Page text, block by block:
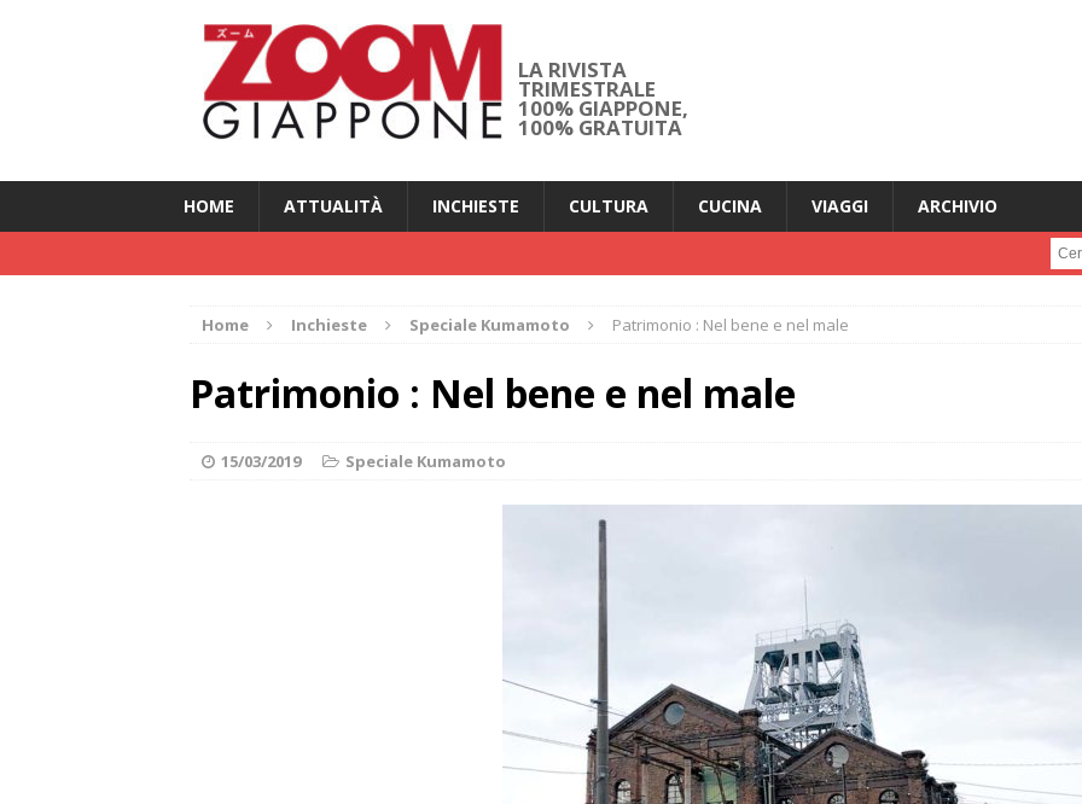
LA RIVISTA
TRIMESTRALE
100% GIAPPONE,
100% GRATUITA
HOME ATTUALITÀ INCHIESTE CULTURA CUCINA VIAGGI
ARCHIVIO
Home Inchieste Speciale Kumamoto Patrimonio : Nel bene e nel male
Patrimonio : Nel bene e nel male
15/03/2019 Speciale Kumamoto